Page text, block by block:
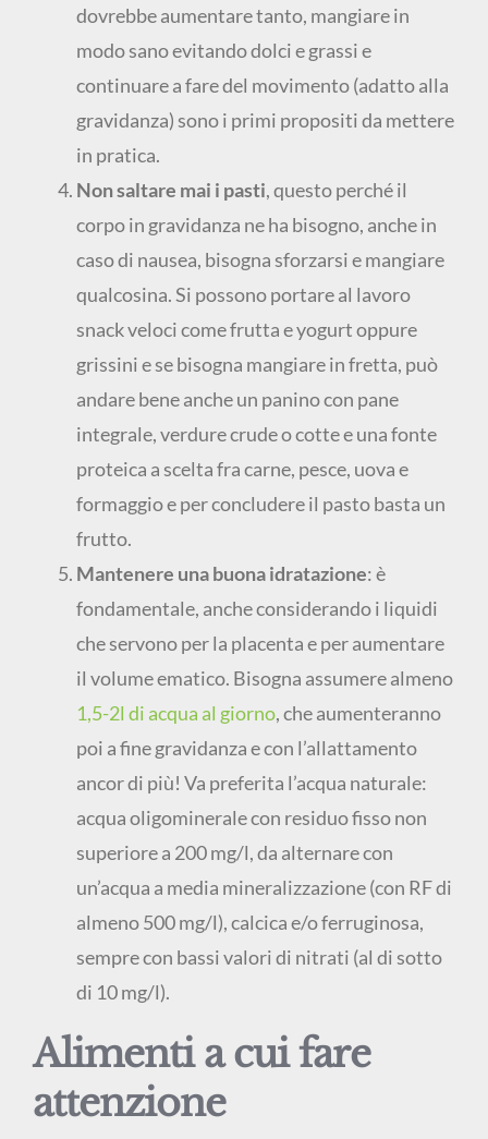
dovrebbe aumentare tanto, mangiare in
modo sano evitando dolci e grassi e
continuare a fare del movimento (adatto alla
gravidanza) sono i primi propositi da mettere
in pratica.
Non saltare mai i pasti, questo perché il
corpo in gravidanza ne ha bisogno, anche in
caso di nausea, bisogna sforzarsi e mangiare
qualcosina. Si possono portare al lavoro
snack veloci come frutta e yogurt oppure
grissini e se bisogna mangiare in fretta, può
andare bene anche un panino con pane
integrale, verdure crude o cotte e una fonte
proteica a scelta fra carne, pesce, uova e
formaggio e per concludere il pasto basta un
frutto.
Mantenere una buona idratazione: è
fondamentale, anche considerando i liquidi
che servono per la placenta e per aumentare
il volume ematico. Bisogna assumere almeno
1,5-2l di acqua al giorno, che aumenteranno
poi a fine gravidanza e con l’allattamento
ancor di più! Va preferita l’acqua naturale:
acqua oligominerale con residuo fisso non
superiore a 200 mg/l, da alternare con
un’acqua a media mineralizzazione (con RF di
almeno 500 mg/l), calcica e/o ferruginosa,
sempre con bassi valori di nitrati (al di sotto
di 10 mg/l).
Alimenti a cui fare
attenzione